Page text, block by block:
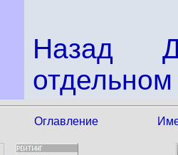
Назад
Оглавление